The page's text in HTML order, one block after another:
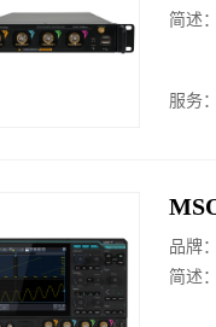
简述：
服务：
品牌：
简述：